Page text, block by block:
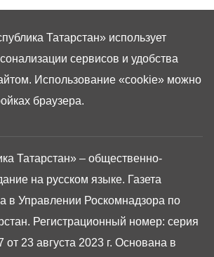
Татарстан» – общественно-
на русском языке. Газета
в Управлении Роскомнадзора по
Регистрационный номер: серия
23 августа 2023 г. Основана в
Татарстан» использует
сервисов и удобства
Использование «cookie» можно
браузера.